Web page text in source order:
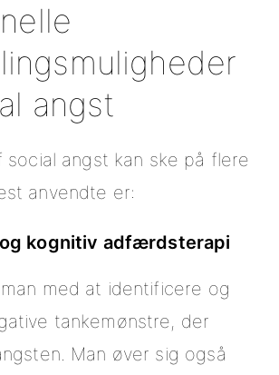
angst
social angst kan ske på flere
anvendte er:
kognitiv adfærdsterapi
med at identificere og
tankemønstre, der
Man øver sig også